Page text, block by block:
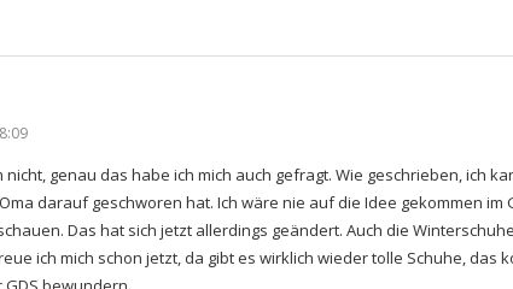
nicht, genau das habe ich mich auch gefragt. Wie geschrieben, ich
darauf geschworen hat. Ich wäre nie auf die Idee gekommen im
Das hat sich jetzt allerdings geändert. Auch die
ich mich schon jetzt, da gibt es wirklich wieder tolle Schuhe, das